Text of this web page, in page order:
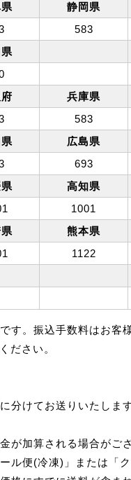
静岡県
583
兵庫県
583
広島県
693
高知県
1001
熊本県
1122
。振込手数料はお
ださい。
けてお送りいたしま
が加算される場合がござ
便(冷凍)」または「